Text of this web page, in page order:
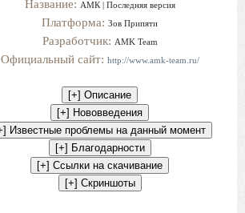
Название: АМК | Последняя версия
Платформа: Зов Припяти
Разработчик: AMK Team
Официальный сайт: http://www.amk-team.ru/